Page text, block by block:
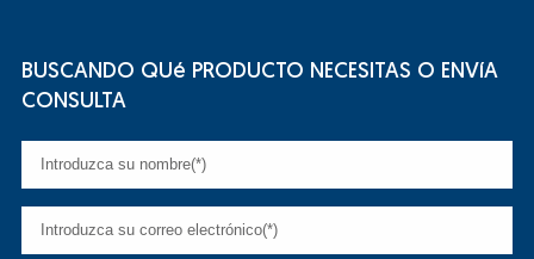
BUSCANDO QUé PRODUCTO NECESITAS O ENVíA
CONSULTA